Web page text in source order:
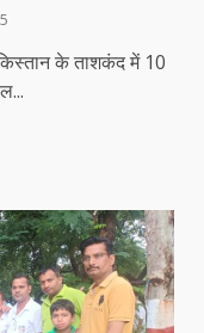
के ताशकंद में 10